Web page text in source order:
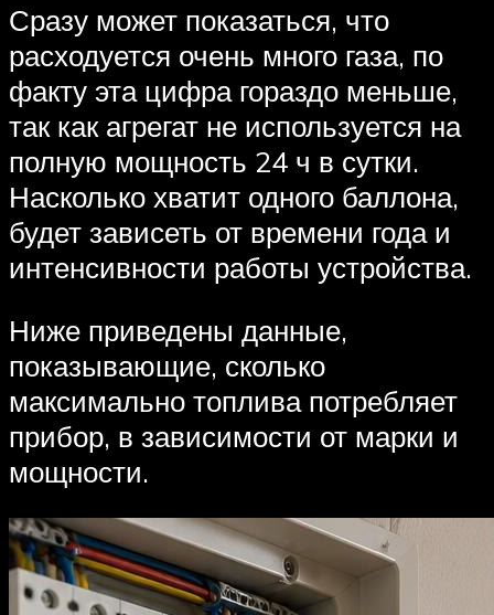
Сразу может показаться, что
расходуется очень много газа, по
факту эта цифра гораздо меньше,
так как агрегат не используется на
полную мощность 24 ч в сутки.
Насколько хватит одного баллона,
будет зависеть от времени года и
интенсивности работы устройства.
Ниже приведены данные,
показывающие, сколько
максимально топлива потребляет
прибор, в зависимости от марки и
мощности.